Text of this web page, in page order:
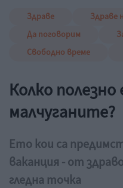
Здраве
Здраве
Да поговорим
Свободно време
Колко
малчуганите?
Ето кои са
ваканция - от
гледна точка